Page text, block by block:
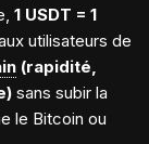
1 USDT = 1
utilisateurs de
(rapidité,
sans subir la
le Bitcoin ou